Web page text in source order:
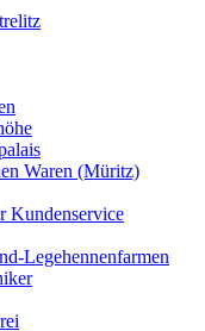
Waren (Müritz)
Kundenservice
Legehennenfarmen